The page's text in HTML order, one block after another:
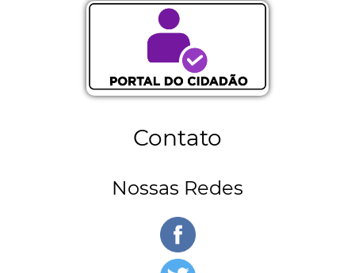
Contato
Nossas Redes